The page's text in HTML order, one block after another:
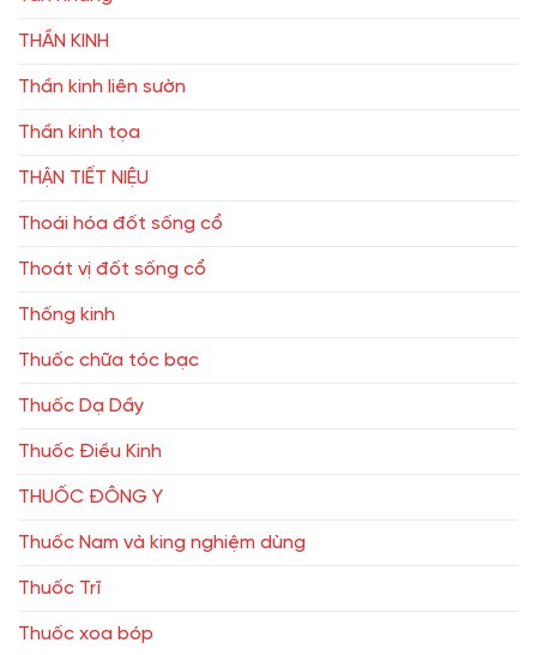
THẦN KINH
Thần kinh liên sườn
Thần kinh tọa
THẬN TIẾT NIỆU
Thoái hóa đốt sống cổ
Thoát vị đốt sống cổ
Thống kinh
Thuốc chữa tóc bạc
Thuốc Dạ Dầy
Thuốc Điều Kinh
THUỐC ĐÔNG Y
Thuốc Nam và king nghiệm dùng
Thuốc Trĩ
Thuốc xoa bóp